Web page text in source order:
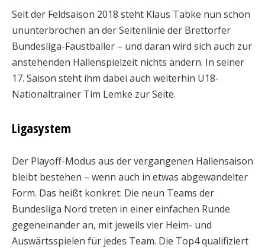
Seit der Feldsaison 2018 steht Klaus Tabke nun schon
ununterbrochen an der Seitenlinie der Brettorfer
Bundesliga-Faustballer – und daran wird sich auch zur
anstehenden Hallenspielzeit nichts ändern. In seiner
17. Saison steht ihm dabei auch weiterhin U18-
Nationaltrainer Tim Lemke zur Seite.
Ligasystem
Der Playoff-Modus aus der vergangenen Hallensaison
bleibt bestehen – wenn auch in etwas abgewandelter
Form. Das heißt konkret: Die neun Teams der
Bundesliga Nord treten in einer einfachen Runde
gegeneinander an, mit jeweils vier Heim- und
Auswärtsspielen für jedes Team. Die Top4 qualifiziert